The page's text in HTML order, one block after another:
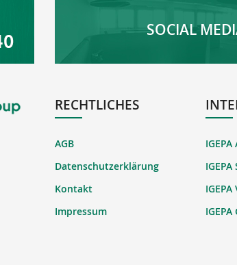
SOCIAL
RECHTLICHES
AGB
Datenschutzerklärung
Kontakt
Impressum